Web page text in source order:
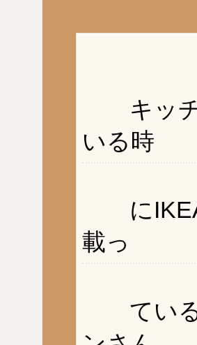
キッチ
いる時
にIKEA
載っ
ている